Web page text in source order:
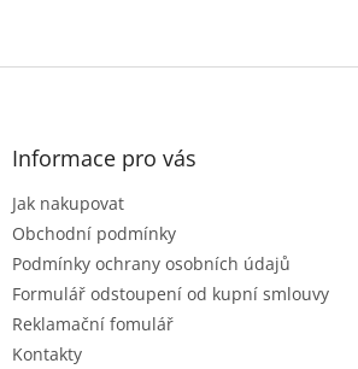
Z
Informace pro vás
Jak nakupovat
Obchodní podmínky
Podmínky ochrany osobních údajů
Formulář odstoupení od kupní smlouvy
Reklamační fomulář
Kontakty